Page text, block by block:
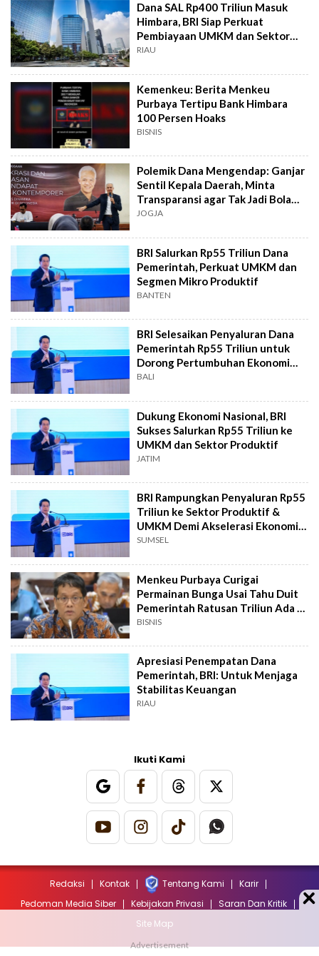
Dana SAL Rp400 Triliun Masuk
Himbara, BRI Siap Perkuat
Pembiayaan UMKM dan Sektor
Produktif
RIAU
Kemenkeu: Berita Menkeu
Purbaya Tertipu Bank Himbara
100 Persen Hoaks
BISNIS
Polemik Dana Mengendap: Ganjar
Sentil Kepala Daerah, Minta
Transparansi agar Tak Jadi Bola
Liar
JOGJA
BRI Salurkan Rp55 Triliun Dana
Pemerintah, Perkuat UMKM dan
Segmen Mikro Produktif
BANTEN
BRI Selesaikan Penyaluran Dana
Pemerintah Rp55 Triliun untuk
Dorong Pertumbuhan Ekonomi
Nasional
BALI
Dukung Ekonomi Nasional, BRI
Sukses Salurkan Rp55 Triliun ke
UMKM dan Sektor Produktif
JATIM
BRI Rampungkan Penyaluran Rp55
Triliun ke Sektor Produktif &
UMKM Demi Akselerasi Ekonomi
Nasional
SUMSEL
Menkeu Purbaya Curigai
Permainan Bunga Usai Tahu Duit
Pemerintah Ratusan Triliun Ada di
Bank
BISNIS
Apresiasi Penempatan Dana
Pemerintah, BRI: Untuk Menjaga
Stabilitas Keuangan
RIAU
Ikuti Kami
Redaksi Kontak Tentang Kami
Karir
Pedoman Media Siber
Kebijakan Privasi
Saran Dan Kritik
Site Map